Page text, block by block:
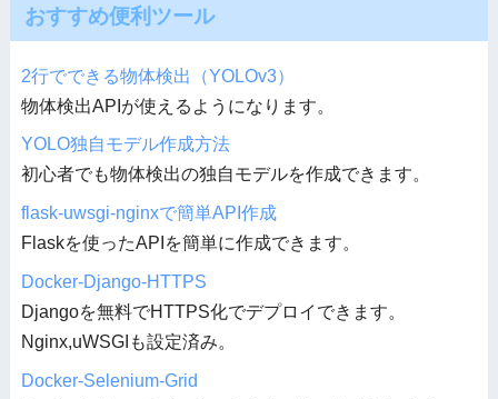
おすすめ便利ツール
2行でできる物体検出（YOLOv3）
物体検出APIが使えるようになります。
YOLO独自モデル作成方法
初心者でも物体検出の独自モデルを作成できます。
flask-uwsgi-nginxで簡単API作成
Flaskを使ったAPIを簡単に作成できます。
Docker-Django-HTTPS
Djangoを無料でHTTPS化でデプロイできます。
Nginx,uWSGIも設定済み。
Docker-Selenium-Grid